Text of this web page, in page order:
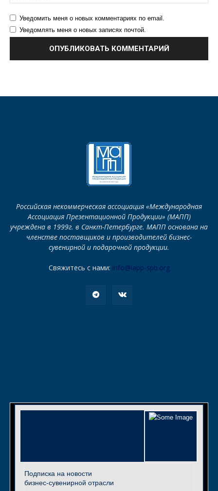
Уведомить меня о новых комментариях по email.
Уведомлять меня о новых записях почтой.
Российская некоммерческая ассоциация «Международная
Ассоциация Презентационной Продукции» (МАПП)
учреждена в 1999г. в Санкт-Петербурге. МАПП основана на
членстве поставщиков и производителей бизнес-
сувенирной и подарочной продукции.
Свяжитесь с нами: info@iapp-spb.org
Подписка на новости
бизнес-сувенирной отрасли